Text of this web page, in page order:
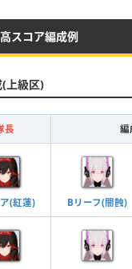
スコア編成例
上級区)
長 編
(紅蓮)
Bリーフ(闇蝕)